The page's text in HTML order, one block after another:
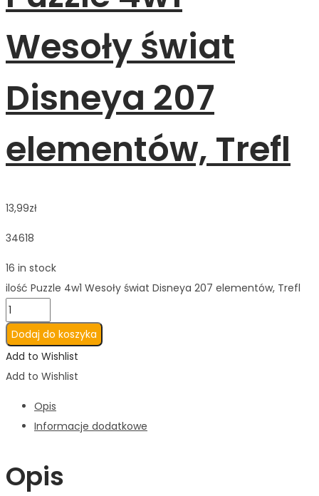
Wesoły świat
Disneya 207
elementów, Trefl
13,99zł
34618
16 in stock
ilość Puzzle 4w1 Wesoły świat Disneya 207 elementów, Trefl
Dodaj do koszyka
Add to Wishlist
Add to Wishlist
Opis
Informacje dodatkowe
Opis